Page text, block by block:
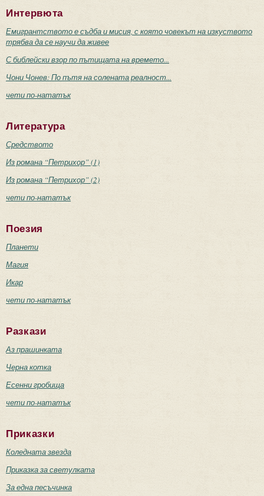
Интервюта
Емигрантството е съдба и мисия, с която човекът на изкуството
трябва да се научи да живее
С библейски взор по пътищата на времето...
Чони Чонев: По пътя на солената реалност...
чети по-нататък
Литература
Средството
Из романа “Петрихор” (1)
Из романа “Петрихор” (2)
чети по-нататък
Поезия
Планети
Магия
Икар
чети по-нататък
Разкази
Аз прашинката
Черна котка
Есенни гробища
чети по-нататък
Приказки
Коледната звезда
Приказка за светулката
За една песъчинка